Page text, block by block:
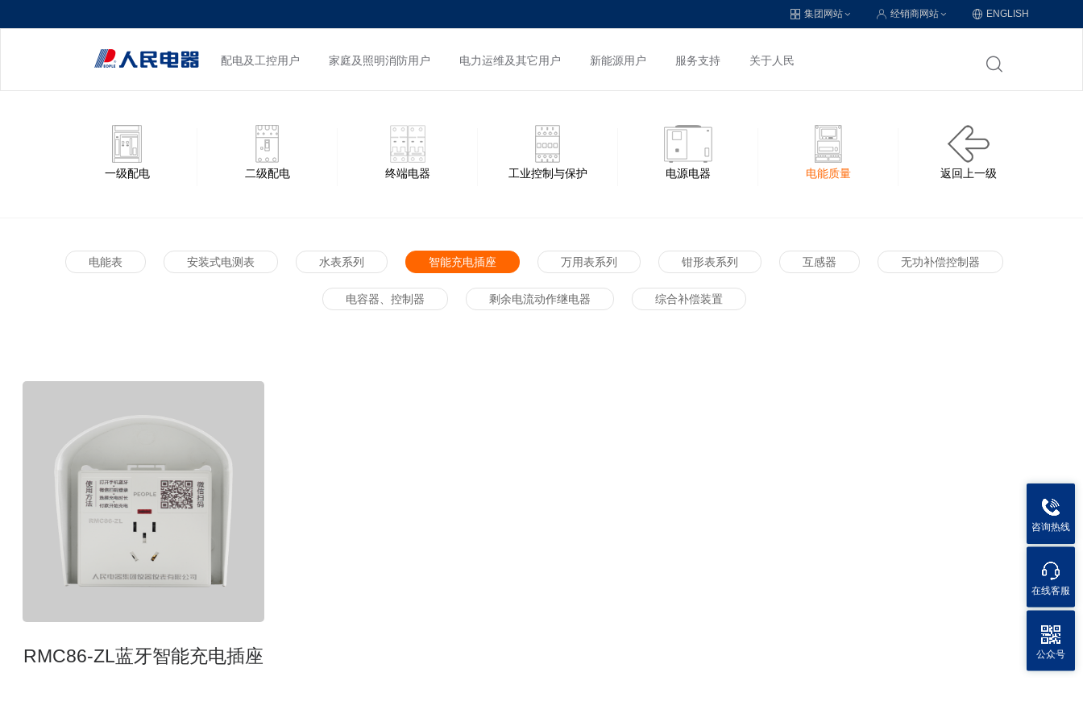
集团网站 经销商网站 ENGLISH
配电及工控用户 家庭及照明消防用户 电力运维及其它用户 新能源用户 服务支持 关于人民
一级配电 二级配电 终端电器 工业控制与保护 电源电器 电能质量 返回上一级
电能表 安装式电测表 水表系列 智能充电插座 万用表系列 钳形表系列 互感器 无功补偿控制器
电容器、控制器 剩余电流动作继电器 综合补偿装置
RMC86-ZL蓝牙智能充电插座
咨询热线
在线客服
公众号